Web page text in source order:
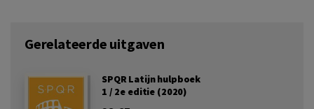
Gerelateerde uitgaven
SPQR Latijn hulpboek
1 / 2e editie (2020)